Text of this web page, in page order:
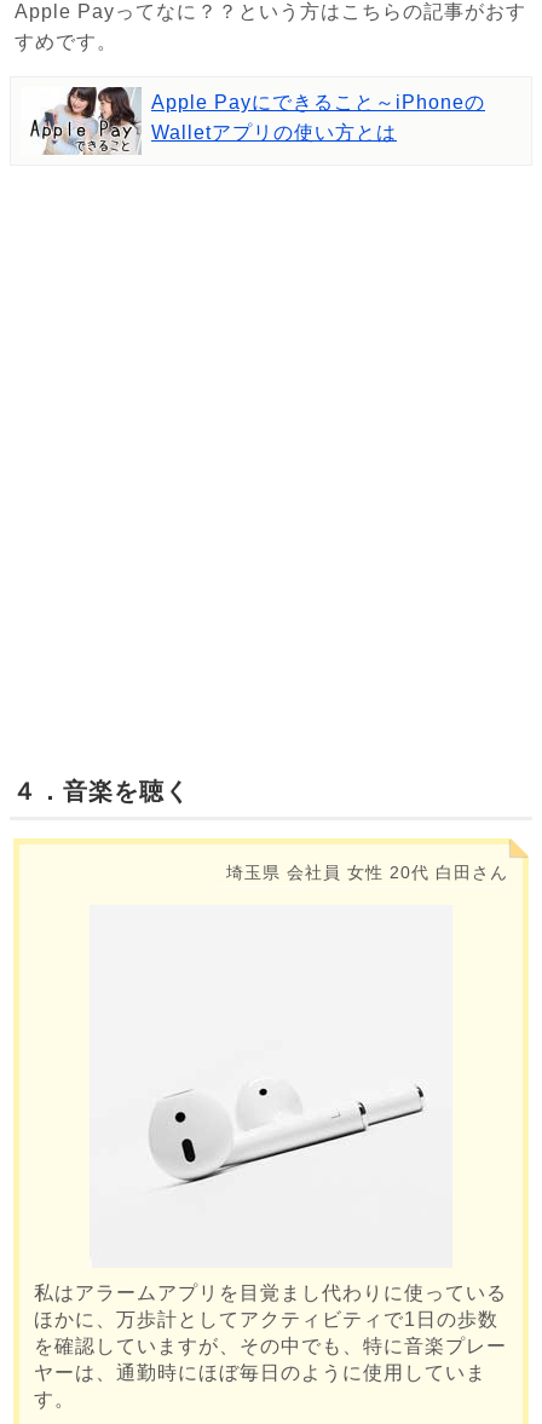
Apple Payってなに？？という方はこちらの記事がおす
すめです。
Apple Payにできること～iPhoneの
Walletアプリの使い方とは
４．音楽を聴く
白田さん
20代
女性
会社員
埼玉県
私はアラームアプリを目覚まし代わりに使っている
ほかに、万歩計としてアクティビティで1日の歩数
を確認していますが、その中でも、特に音楽プレー
ヤーは、通勤時にほぼ毎日のように使用していま
す。